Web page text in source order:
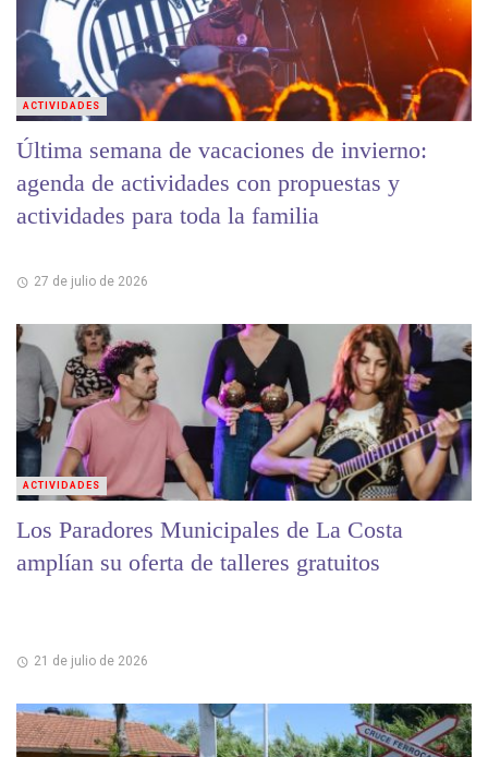
Última semana de vacaciones de invierno:
agenda de actividades con propuestas y
actividades para toda la familia
27 de julio de 2026
ACTIVIDADES
Los Paradores Municipales de La Costa
amplían su oferta de talleres gratuitos
21 de julio de 2026
ACTIVIDADES